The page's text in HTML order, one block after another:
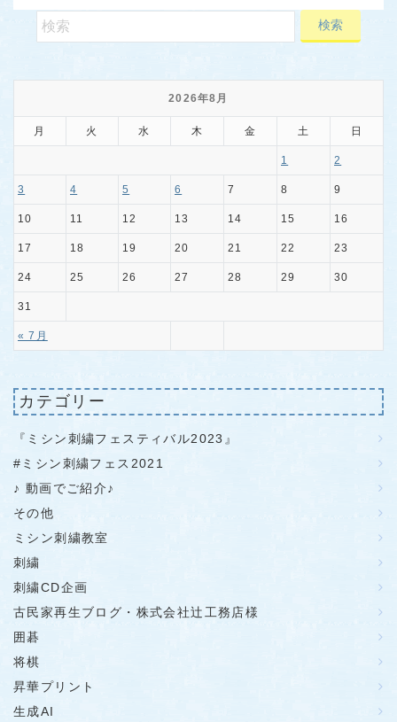
2026年8月
月 火 水 木 金 土 日
« 7月
1 2
3 4 5 6 7 8 9
10 11 12 13 14 15 16
17 18 19 20 21 22 23
24 25 26 27 28 29 30
31
カテゴリー
『ミシン刺繍フェスティバル2023』
#ミシン刺繍フェス2021
♪ 動画でご紹介♪
その他
ミシン刺繍教室
刺繍
刺繍CD企画
古民家再生ブログ・株式会社辻工務店様
囲碁
将棋
昇華プリント
生成AI